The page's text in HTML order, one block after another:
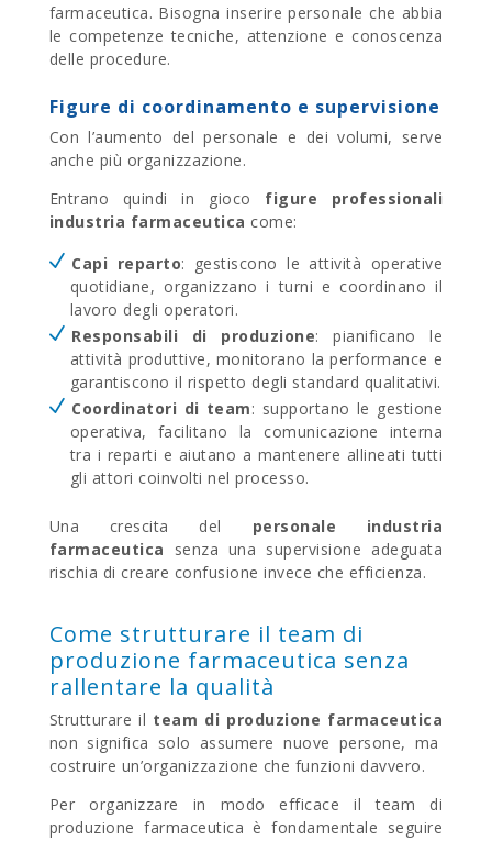
farmaceutica. Bisogna inserire personale che abbia
le competenze tecniche, attenzione e conoscenza
delle procedure.
Figure di coordinamento e supervisione
Con l’aumento del personale e dei volumi, serve
anche più organizzazione.
Entrano quindi in gioco figure professionali
industria farmaceutica come:
Capi reparto: gestiscono le attività operative
quotidiane, organizzano i turni e coordinano il
lavoro degli operatori.
Responsabili di produzione: pianificano le
attività produttive, monitorano la performance e
garantiscono il rispetto degli standard qualitativi.
Coordinatori di team: supportano le gestione
operativa, facilitano la comunicazione interna
tra i reparti e aiutano a mantenere allineati tutti
gli attori coinvolti nel processo.
Una crescita del personale industria
farmaceutica senza una supervisione adeguata
rischia di creare confusione invece che efficienza.
Come strutturare il team di
produzione farmaceutica senza
rallentare la qualità
Strutturare il team di produzione farmaceutica
non significa solo assumere nuove persone, ma
costruire un’organizzazione che funzioni davvero.
Per organizzare in modo efficace il team di
produzione farmaceutica è fondamentale seguire